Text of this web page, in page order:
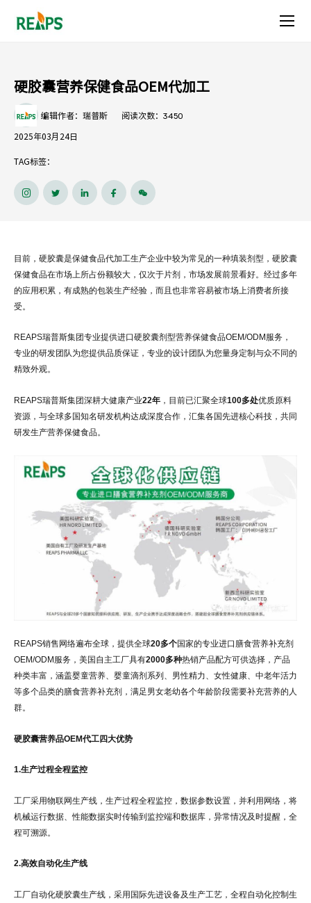
硬
养
保
健
OEM
代
加
工
硬胶囊营养保健食品OEM代加工
编辑作者：瑞普斯 阅读次数： 3450
2025年03月24日
TAG标签：
目前，硬胶囊是保健食品代加工生产企业中较为常见的一种填装剂型，硬胶囊
保健食品在市场上所占份额较大，仅次于片剂，市场发展前景看好。经过多年
的应用积累，有成熟的包装生产经验，而且也非常容易被市场上消费者所接
受。
REAPS瑞普斯集团专业提供进口硬胶囊剂型营养保健食品OEM/ODM服务，
专业的研发团队为您提供品质保证，专业的设计团队为您量身定制与众不同的
精致外观。
REAPS瑞普斯集团深耕大健康产业22年 ，目前已汇聚全球100多处优质原料
资源，与全球多国知名研发机构达成深度合作，汇集各国先进核心科技，共同
研发生产营养保健食品。
REAPS销售网络遍布全球，提供全球20多个国家的专业进口膳食营养补充剂
OEM/ODM服务，美国自主工厂具有2000多种热销产品配方可供选择，产品
种类丰富，涵盖婴童营养、婴童滴剂系列、男性精力、女性健康、中老年活力
等多个品类的膳食营养补充剂，满足男女老幼各个年龄阶段需要补充营养的人
群。
硬胶囊营养品OEM代工四大优势
1.生产过程全程监控
工厂采用物联网生产线，生产过程全程监控，数据参数设置，并利用网络，将
机械运行数据、性能数据实时传输到监控端和数据库，异常情况及时提醒，全
程可溯源。
2.高效自动化生产线
工厂自动化硬胶囊生产线，采用国际先进设备及生产工艺，全程自动化控制生